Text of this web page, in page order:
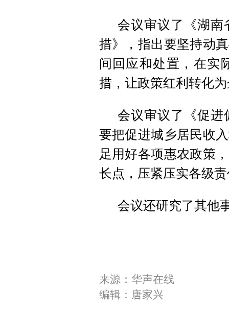
会议审议了《湖南
措》，指出要坚持动
间回应和处置，在实
措，让政策红利转化
会议审议了《促进
要把促进城乡居民收
足用好各项惠农政策
长点，压紧压实各级
会议还研究了其他
来源：华声在线
编辑：唐家兴